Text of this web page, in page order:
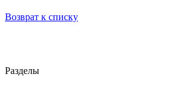
Возврат к списку
Разделы